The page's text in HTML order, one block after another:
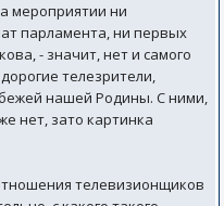
мероприятии ни
парламента, ни первых
- значит, нет и самого
телезрители,
нашей Родины. С ними,
нет, зато картинка
телевизионщиков